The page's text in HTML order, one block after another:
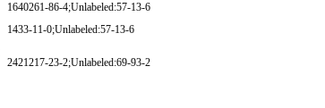
1640261-86-4;Unlabeled:57-13-6
1433-11-0;Unlabeled:57-13-6
2421217-23-2;Unlabeled:69-93-2